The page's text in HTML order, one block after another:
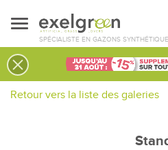
SPÉCIALISTE EN GAZONS
Retour vers la liste des galeries